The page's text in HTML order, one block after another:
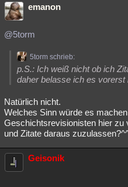
emanon
@5torm
5torm schrieb:
p.S.: Ich weiß nicht ob ich
daher belasse ich es
Natürlich nicht.
Welches Sinn würde es
Geschichtsrevisionisten hier zu
und Zitate daraus
Geisonik